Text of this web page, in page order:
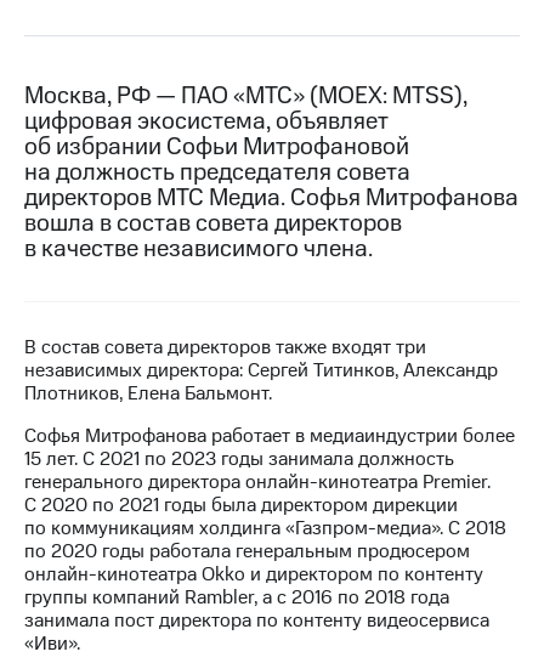
Контакты
Медиа-центр
Пресс-
релизы
МТС
Интервью
Финансовая
отчетность
Контакты
Новости
в
регионе
и акционерам
Москва, РФ — ПАО «МТС» (MOEX: MTSS),
цифровая экосистема, объявляет
об избрании Софьи Митрофановой
на должность председателя совета
директоров МТС Медиа. Софья Митрофанова
вошла в состав совета директоров
в качестве независимого члена.
В состав совета директоров также входят три
независимых директора: Сергей Титинков, Александр
Плотников, Елена Бальмонт.
Софья Митрофанова работает в медиаиндустрии более
15 лет. С 2021 по 2023 годы занимала должность
генерального директора онлайн-кинотеатра Premier.
С 2020 по 2021 годы была директором дирекции
по коммуникациям холдинга «Газпром-медиа». С 2018
по 2020 годы работала генеральным продюсером
онлайн-кинотеатра Okko и директором по контенту
группы компаний Rambler, а с 2016 по 2018 года
занимала пост директора по контенту видеосервиса
«Иви».